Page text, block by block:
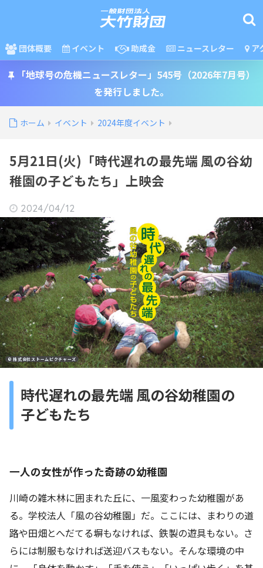
団体概要 イベント 助成金 ニュースレター ア
「地球号の危機ニュースレター」545号（2026年7月号）
を発行しました。
ホーム イベント 2024年度イベント
5月21日(火)「時代遅れの最先端 風の谷幼
稚園の子どもたち」上映会
2024/04/12
© 株式会社ストームピクチャーズ
時代遅れの最先端 風の谷幼稚園の
子どもたち
一人の女性が作った奇跡の幼稚園
川崎の雑木林に囲まれた丘に、一風変わった幼稚園があ
る。学校法人「風の谷幼稚園」だ。ここには、まわりの道
路や田畑とへだてる塀もなければ、鉄製の遊具もない。さ
らには制服もなければ送迎バスもない。そんな環境の中